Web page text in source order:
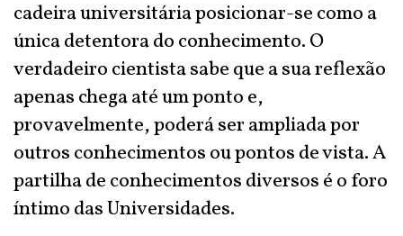
cadeira universitária posicionar-se como a
única detentora do conhecimento. O
verdadeiro cientista sabe que a sua reflexão
apenas chega até um ponto e,
provavelmente, poderá ser ampliada por
outros conhecimentos ou pontos de vista. A
partilha de conhecimentos diversos é o foro
íntimo das Universidades.